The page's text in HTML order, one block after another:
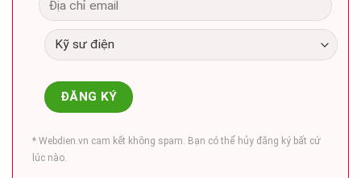
* Webdien.vn cam kết không spam. Bạn có thể hủy đăng ký bất cứ
lúc nào.